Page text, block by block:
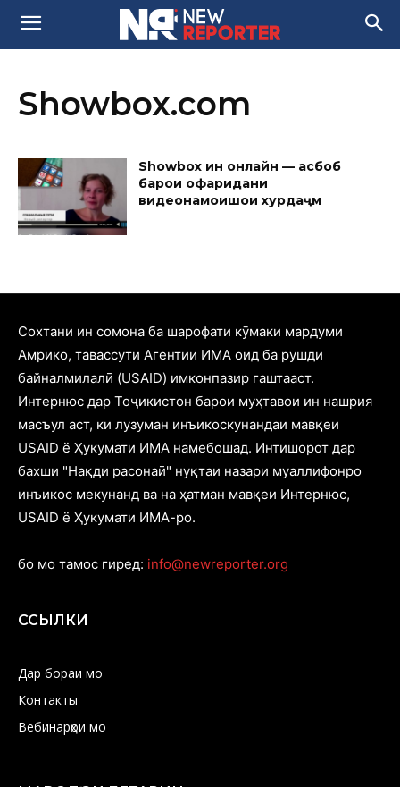
Showbox.com
Showbox ин онлайн — асбоб
барои офаридани
видеонамоишҳои хурдҳаҷм
Cохтани ин сомона ба шарофати кӯмаки мардуми
Амрико, тавассути Агентии ИМА оид ба рушди
байналмилалӣ (USAID) имконпазир гаштааст.
Интернюс дар Тоҷикистон барои муҳтавои ин нашрия
масъул аст, ки лузуман инъикоскунандаи мавқеи
USAID ё Ҳукумати ИМА намебошад. Интишорот дар
бахши "Нақди расонаӣ" нуқтаи назари муаллифонро
инъикос мекунанд ва на ҳатман мавқеи Интернюс,
USAID ё Ҳукумати ИМА-ро.
бо мо тамос гиред: info@newreporter.org
ССЫЛКИ
Дар бораи мо
Контакты
Вебинарҳои мо